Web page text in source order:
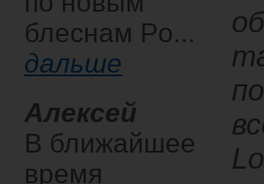
блеснам Po...
дальше
Алексей
В ближайшее
время